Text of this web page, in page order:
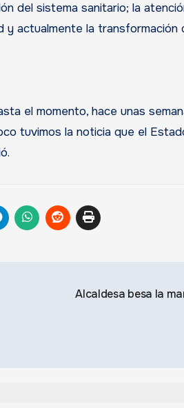
del sistema sanitario; la
actualmente la transformación
el momento, hace unas
tuvimos la noticia que el
Alcaldesa besa la